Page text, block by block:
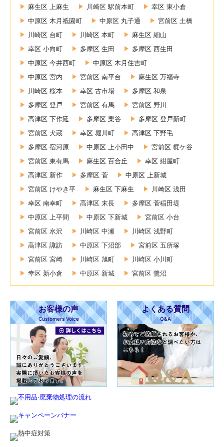
麻生区 上麻生
川崎区 駅前本町
幸区 東小倉
中原区 木月祗園町
中原区 丸子通
宮前区 土橋
川崎区 台町
川崎区 本町
麻生区 細山
幸区 小向町
多摩区 生田
多摩区 西生田
中原区 今井西町
中原区 木月住吉町
中原区 宮内
宮前区 南平台
麻生区 万福寺
川崎区 桜本
幸区 古市場
多摩区 和泉
多摩区 登戸
宮前区 有馬
宮前区 野川
高津区 下作延
多摩区 栗谷
多摩区 登戸新町
宮前区 犬蔵
幸区 堀川町
高津区 下野毛
多摩区 宿河原
中原区 上小田中
宮前区 梶ケ谷
宮前区 東有馬
麻生区 百合丘
幸区 紺屋町
高津区 新作
多摩区 菅
中原区 上新城
宮前区 けやき平
麻生区 下麻生
川崎区 浅田
幸区 南幸町
高津区 末長
多摩区 菅稲田堤
中原区 上平間
中原区 下新城
宮前区 小台
宮前区 水沢
川崎区 中瀬
川崎区 浅野町
高津区 諏訪
中原区 下沼部
宮前区 五所塚
宮前区 宮崎
川崎区 旭町
川崎区 小川町
幸区 新小倉
中原区 新城 宮前区 鷺沼
お客様の声
Customers Voice
よくある質問
Q&A